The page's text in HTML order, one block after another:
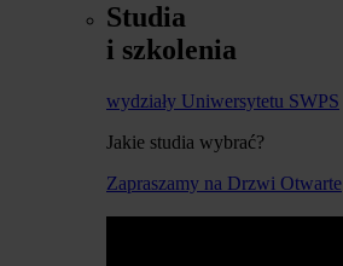
Studia
i szkolenia
wydziały Uniwersytetu SWPS
Jakie studia wybrać?
Zapraszamy na Drzwi Otwarte